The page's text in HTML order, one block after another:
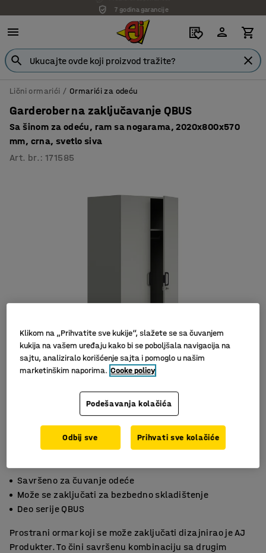
7 godina garancije
Lični ormarići Ormarići za odeću
Garderober na zaključavanje QBUS
Sa šinom za odeću, ram sa nogarama, 2020x800x570
mm, crna, svetlo siva
Art. br. :171585
Savršeno za čuvanje odeće
Može se zaključati za bezbedno skladištenje
Deo serije QBUS
Prostrani ormar koji se može zaključati dizajnirao je AJ
Produkter. To čini savršenu kombinaciju sa drugim
Klikom na „Prihvatite sve kukije“, slažete se sa čuvanjem
kukija na vašem uređaju kako bi se poboljšala navigacija na
sajtu, analiziralo korišćenje sajta i pomoglo u našim
marketinškim naporima. Cooke policy
Podešavanja kolačića
Odbij sve Prihvati sve kolačiće